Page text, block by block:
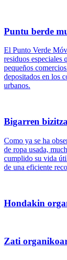
Puntu berde
El Punto Verde
residuos especiales
pequeños
depositados en los
urbanos.
Bigarren bizitza
Como ya se ha
de ropa usada,
cumplido su vida
de una eficiente
Hondakin
Zati